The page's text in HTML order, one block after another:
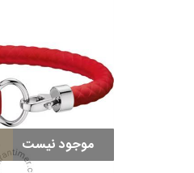
موجود نیست